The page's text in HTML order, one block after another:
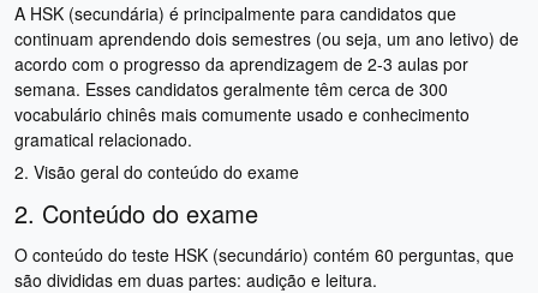
A HSK (secundária) é principalmente para candidatos que
continuam aprendendo dois semestres (ou seja, um ano letivo) de
acordo com o progresso da aprendizagem de 2-3 aulas por
semana. Esses candidatos geralmente têm cerca de 300
vocabulário chinês mais comumente usado e conhecimento
gramatical relacionado.
2. Visão geral do conteúdo do exame
2. Conteúdo do exame
O conteúdo do teste HSK (secundário) contém 60 perguntas, que
são divididas em duas partes: audição e leitura.